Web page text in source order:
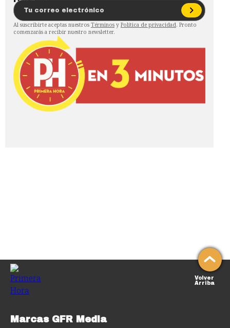
Al suscribirte aceptas nuestros Términos y Política de privacidad. Pronto
comenzarás a recibir nuestro newsletter.
Volver
Arriba
Marcas GFR Media